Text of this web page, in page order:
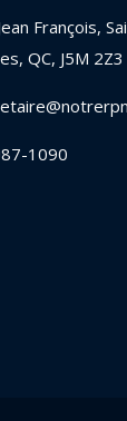
François,
QC, J5M 2Z3
1090